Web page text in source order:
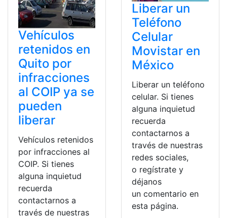
Vehículos
retenidos en
Quito por
infracciones
al COIP ya se
pueden
liberar
Vehículos retenidos
por infracciones al
COIP. Si tienes
alguna inquietud
recuerda
contactarnos a
través de nuestras
Liberar un
Teléfono
Celular
Movistar en
México
Liberar un teléfono
celular. Si tienes
alguna inquietud
recuerda
contactarnos a
través de nuestras
redes sociales,
o regístrate y
déjanos
un comentario en
esta página.